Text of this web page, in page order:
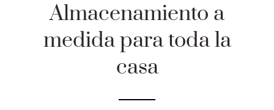
Almacenamiento a
medida para toda la
casa